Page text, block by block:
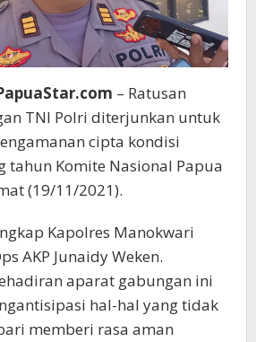
– Ratusan
TNI Polri diterjunkan untuk
cipta kondisi
tahun Komite Nasional Papua
(19/11/2021).
Kapolres Manokwari
AKP Junaidy Weken.
aparat gabungan ini
hal-hal yang tidak
memberi rasa aman